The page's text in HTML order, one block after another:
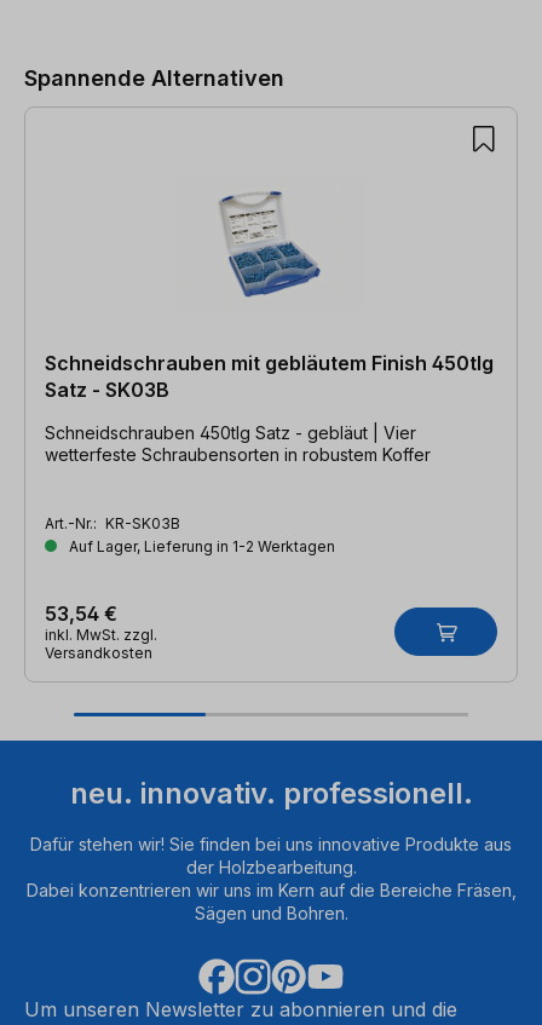
Spannende Alternativen
Schneidschrauben mit gebläutem Finish 450tlg
Satz - SK03B
Schneidschrauben 450tlg Satz - gebläut | Vier
wetterfeste Schraubensorten in robustem Koffer
Art.-Nr.: KR-SK03B
Auf Lager, Lieferung in 1-2 Werktagen
53,54 €
inkl. MwSt. zzgl.
Versandkosten
neu. innovativ. professionell.
Dafür stehen wir! Sie finden bei uns innovative Produkte aus
der Holzbearbeitung.
Dabei konzentrieren wir uns im Kern auf die Bereiche Fräsen,
Sägen und Bohren.
Um unseren Newsletter zu abonnieren und die